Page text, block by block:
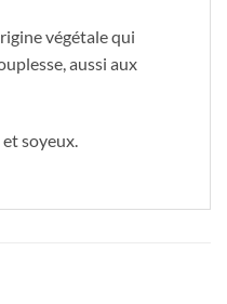
végétale qui
aussi aux
soyeux.